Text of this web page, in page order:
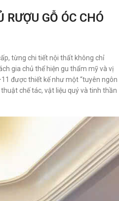
GỖ ÓC CHÓ
từng chi tiết nội thất không chỉ
gia chủ thể hiện gu thẩm mỹ và vị
được thiết kế như một “tuyên ngôn
chế tác, vật liệu quý và tinh thần